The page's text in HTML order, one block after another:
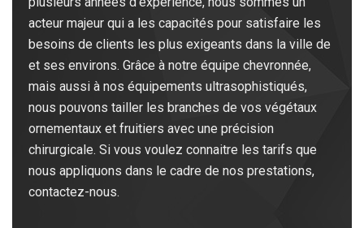
acteur majeur qui a les capacités pour satisfaire les
besoins de clients les plus exigeants dans la ville de
et ses environs. Grâce à notre équipe chevronnée,
mais aussi à nos équipements ultrasophistiqués,
nous pouvons tailler les branches de vos végétaux
ornementaux et fruitiers avec une précision
chirurgicale. Si vous voulez connaitre les tarifs que
nous appliquons dans le cadre de nos prestations,
contactez-nous.